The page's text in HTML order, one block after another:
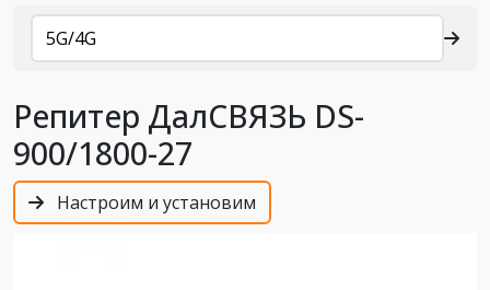
Каталог
5G/4G
Репитер ДалСВЯЗЬ DS-
900/1800-27
Настроим и установим